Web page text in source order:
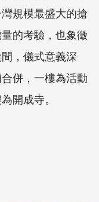
規模最盛大的搶
的考驗，也象徵
，儀式意義深
併，一樓為活動
開成寺。